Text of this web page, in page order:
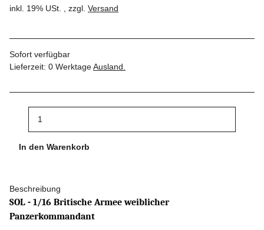
inkl. 19% USt. , zzgl. Versand
Sofort verfügbar
Lieferzeit: 0 WerktageAusland.
In den Warenkorb
Beschreibung
SOL - 1/16 Britische Armee weiblicher
Panzerkommandant